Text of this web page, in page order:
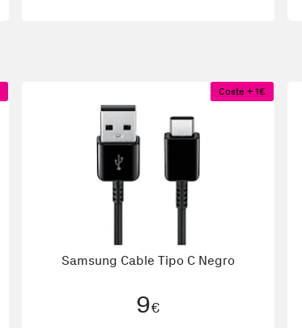
Coste + 1€
Samsung Cable Tipo C Negro
9€